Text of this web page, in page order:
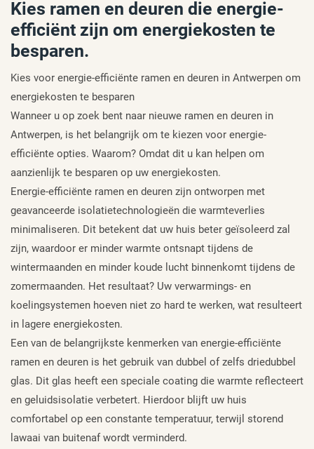
Kies ramen en deuren die energie-
efficiënt zijn om energiekosten te
besparen.
Kies voor energie-efficiënte ramen en deuren in Antwerpen om
energiekosten te besparen
Wanneer u op zoek bent naar nieuwe ramen en deuren in
Antwerpen, is het belangrijk om te kiezen voor energie-
efficiënte opties. Waarom? Omdat dit u kan helpen om
aanzienlijk te besparen op uw energiekosten.
Energie-efficiënte ramen en deuren zijn ontworpen met
geavanceerde isolatietechnologieën die warmteverlies
minimaliseren. Dit betekent dat uw huis beter geïsoleerd zal
zijn, waardoor er minder warmte ontsnapt tijdens de
wintermaanden en minder koude lucht binnenkomt tijdens de
zomermaanden. Het resultaat? Uw verwarmings- en
koelingsystemen hoeven niet zo hard te werken, wat resulteert
in lagere energiekosten.
Een van de belangrijkste kenmerken van energie-efficiënte
ramen en deuren is het gebruik van dubbel of zelfs driedubbel
glas. Dit glas heeft een speciale coating die warmte reflecteert
en geluidsisolatie verbetert. Hierdoor blijft uw huis
comfortabel op een constante temperatuur, terwijl storend
lawaai van buitenaf wordt verminderd.